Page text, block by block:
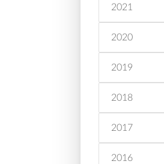
2021
2020
2019
2018
2017
2016